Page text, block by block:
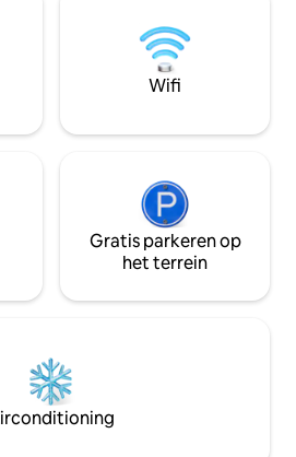
out of your
but am happy
about the
to Lake
Minnehaha
cross country
stove ~Off
bar and
records, and for
water. Verhuur is
Huurauto heeft
vermogen.
naar slaapkamer
wordt gedeeld.
Wifi
Gratis parkeren op
het terrein